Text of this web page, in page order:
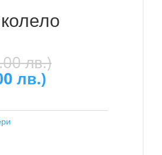
лв.)
(2,000.00
лв.)Текущата
е: